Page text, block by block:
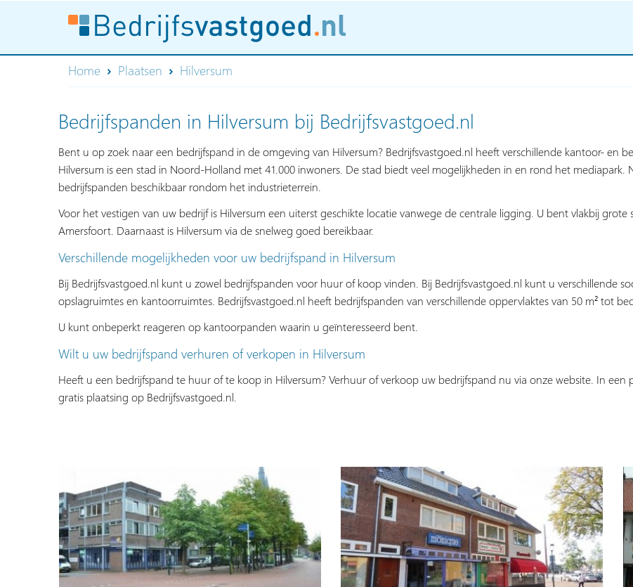
Home Plaatsen Hilversum
Bedrijfspanden in Hilversum bij Bedrijfsvastgoed.nl
Bent u op zoek naar een bedrijfspand in de omgeving van Hilversum? Bedrijfsvastgoed.nl heeft verschillende kantoor- en
Hilversum is een stad in Noord-Holland met 41.000 inwoners. De stad biedt veel mogelijkheden in en rond het
bedrijfspanden beschikbaar rondom het industrieterrein.
Voor het vestigen van uw bedrijf is Hilversum een uiterst geschikte locatie vanwege de centrale ligging. U bent vlakbij
Amersfoort. Daarnaast is Hilversum via de snelweg goed bereikbaar.
Verschillende mogelijkheden voor uw bedrijfspand in Hilversum
Bij Bedrijfsvastgoed.nl kunt u zowel bedrijfspanden voor huur of koop vinden. Bij Bedrijfsvastgoed.nl kunt u verschillende
opslagruimtes en kantoorruimtes. Bedrijfsvastgoed.nl heeft bedrijfspanden van verschillende oppervlaktes van 50 m² tot
U kunt onbeperkt reageren op kantoorpanden waarin u geïnteresseerd bent.
Wilt u uw bedrijfspand verhuren of verkopen in Hilversum
Heeft u een bedrijfspand te huur of te koop in Hilversum? Verhuur of verkoop uw bedrijfspand nu via onze website. In
gratis plaatsing op Bedrijfsvastgoed.nl.